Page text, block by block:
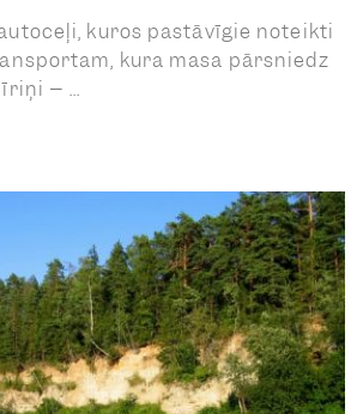
kuros pastāvīgie noteikti
kura masa pārsniedz
– ...